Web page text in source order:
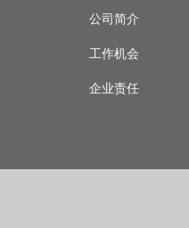
公司简介
工作机会
企业责任